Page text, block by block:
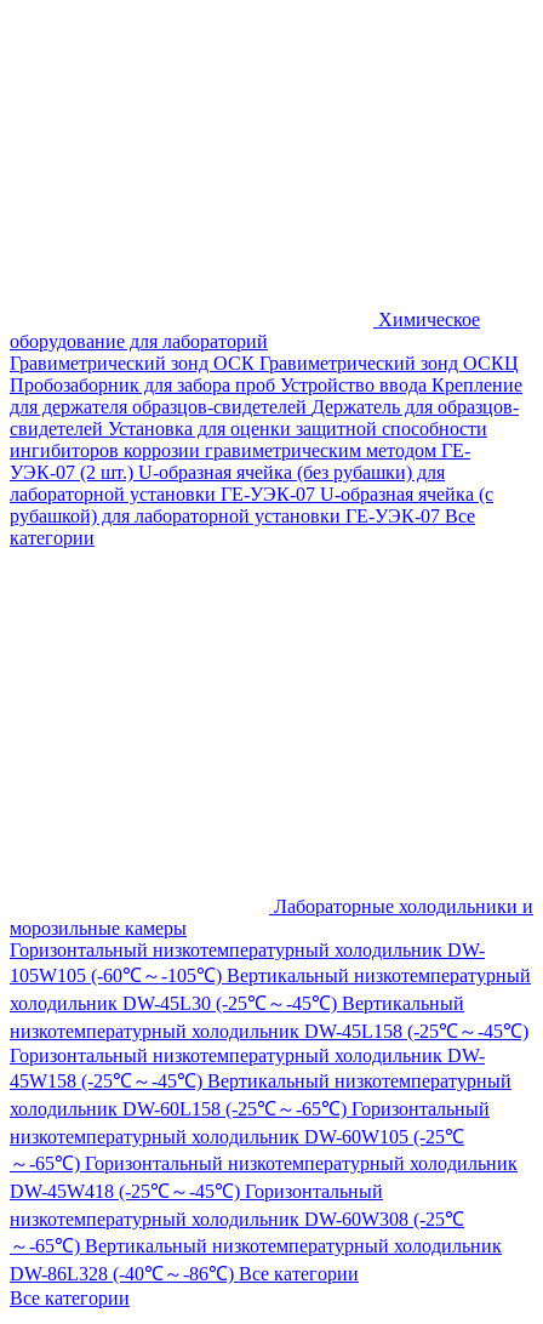
Химическое
оборудование для лабораторий
Гравиметрический зонд ОСК Гравиметрический зонд ОСКЦ
Пробозаборник для забора проб Устройство ввода Крепление
для держателя образцов-свидетелей Держатель для образцов-
свидетелей Установка для оценки защитной способности
ингибиторов коррозии гравиметрическим методом ГЕ-
УЭК-07 (2 шт.) U-образная ячейка (без рубашки) для
лабораторной установки ГЕ-УЭК-07 U-образная ячейка (с
рубашкой) для лабораторной установки ГЕ-УЭК-07 Все
категории
Лабораторные холодильники и
морозильные камеры
Горизонтальный низкотемпературный холодильник DW-
105W105 (-60℃～-105℃) Вертикальный низкотемпературный
холодильник DW-45L30 (-25℃～-45℃) Вертикальный
низкотемпературный холодильник DW-45L158 (-25℃～-45℃)
Горизонтальный низкотемпературный холодильник DW-
45W158 (-25℃～-45℃) Вертикальный низкотемпературный
холодильник DW-60L158 (-25℃～-65℃) Горизонтальный
низкотемпературный холодильник DW-60W105 (-25℃
～-65℃) Горизонтальный низкотемпературный холодильник
DW-45W418 (-25℃～-45℃) Горизонтальный
низкотемпературный холодильник DW-60W308 (-25℃
～-65℃) Вертикальный низкотемпературный холодильник
DW-86L328 (-40℃～-86℃) Все категории
Все категории